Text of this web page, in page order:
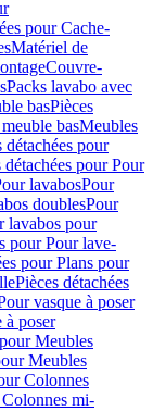
pour Cache-
Matériel de
Couvre-
Packs lavabo avec
basPièces
basMeubles
détachées pour
détachées pour Pour
lavabosPour
doublesPour
lavabos pour
pour Pour lave-
pour Plans pour
Pièces détachées
vasque à poser
à poser
Meubles
Meubles
Colonnes
Colonnes mi-